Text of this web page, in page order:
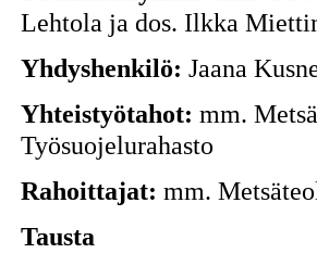
Lehtola ja dos. Ilkka
Yhdyshenkilö: Jaana
Yhteistyötahot: mm.
Työsuojelurahasto
Rahoittajat: mm.
Tausta